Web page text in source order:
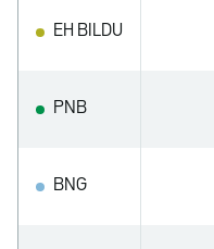
EH BILDU
PNB
BNG